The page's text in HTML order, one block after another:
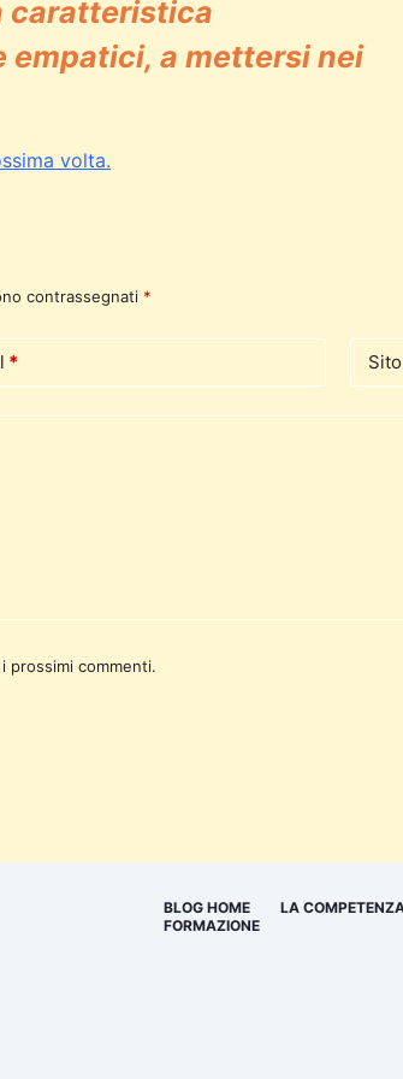
caratteristica
empatici, a mettersi nei
volta.
contrassegnati *
*
prossimi commenti.
BLOG HOME LA
FORMAZIONE